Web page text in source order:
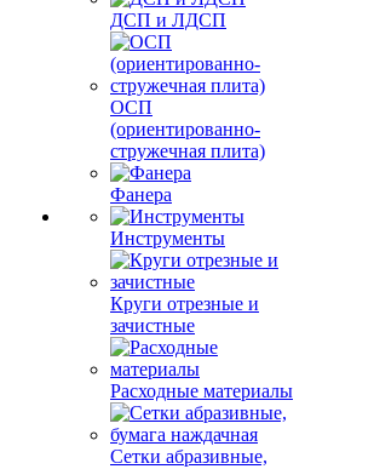
ДСП и ЛДСП
ОСП
(ориентированно-
стружечная плита)
Фанера
Инструменты
Круги отрезные и
зачистные
Расходные материалы
Сетки абразивные,